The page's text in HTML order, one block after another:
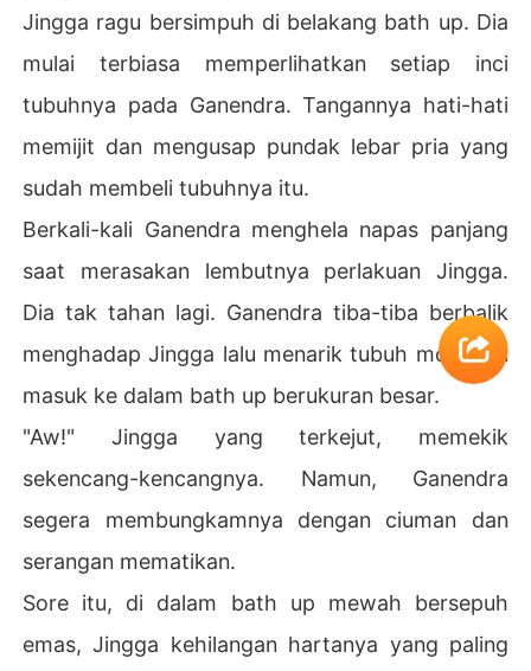
Jingga ragu bersimpuh di belakang bath up. Dia
mulai terbiasa memperlihatkan setiap inci
tubuhnya pada Ganendra. Tangannya hati-hati
memijit dan mengusap pundak lebar pria yang
sudah membeli tubuhnya itu.
Berkali-kali Ganendra menghela napas panjang
saat merasakan lembutnya perlakuan Jingga.
Dia tak tahan lagi. Ganendra tiba-tiba berbalik
menghadap Jingga lalu menarik tubuh molek itu
masuk ke dalam bath up berukuran besar.
"Aw!" Jingga yang terkejut, memekik
sekencang-kencangnya. Namun, Ganendra
segera membungkamnya dengan ciuman dan
serangan mematikan.
Sore itu, di dalam bath up mewah bersepuh
emas, Jingga kehilangan hartanya yang paling